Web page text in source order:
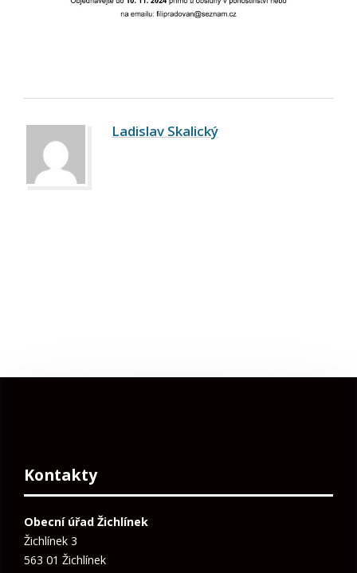
Ladislav Skalický
Kontakty
Obecní úřad Žichlínek
Žichlínek 3
563 01 Žichlínek